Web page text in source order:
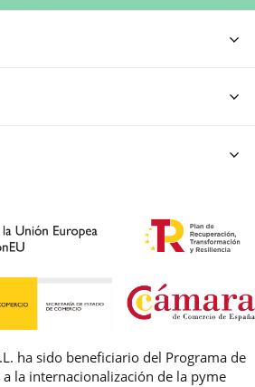
COOKIES
ha sido beneficiario del Programa de
la internacionalización de la pyme